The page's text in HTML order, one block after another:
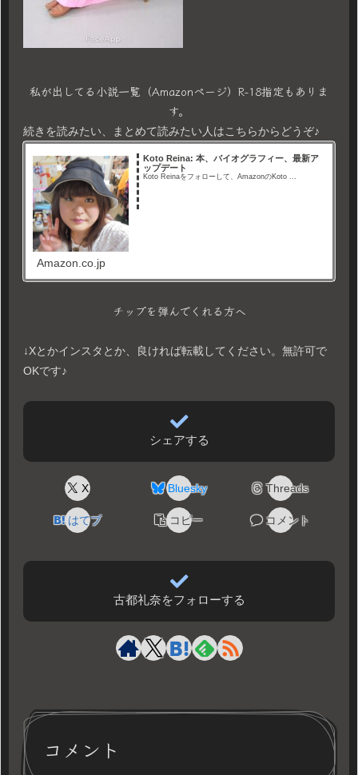
私が出してる小説一覧（Amazonページ）R-18指定もありま
す。
続きを読みたい、まとめて読みたい人はこちらからどうぞ♪
Koto Reina: 本、バイオグラフィー、最新ア
ップデート
Koto Reinaをフォローして、AmazonのKoto ...
Amazon.co.jp
チップを弾んでくれる方へ
↓Xとかインスタとか、良ければ転載してください。無許可で
OKです♪
シェアする
X Bluesky Threads
はてブ コピー コメント
古都礼奈をフォローする
コメント